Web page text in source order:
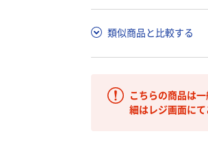
類似商品と比較する
こちらの商品は
細はレジ画面にて